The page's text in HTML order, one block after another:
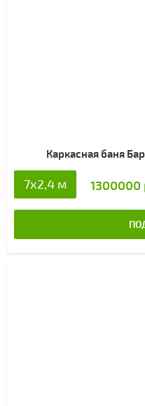
Каркасная баня
7х2,4 м 1300000